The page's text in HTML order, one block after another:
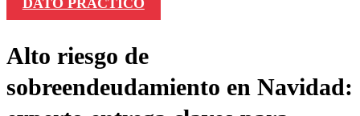
DATO PRACTICO
Alto riesgo de
sobreendeudamiento en Navidad: